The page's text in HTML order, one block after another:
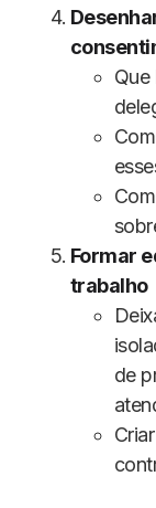
Que
Formar
trabalho
de